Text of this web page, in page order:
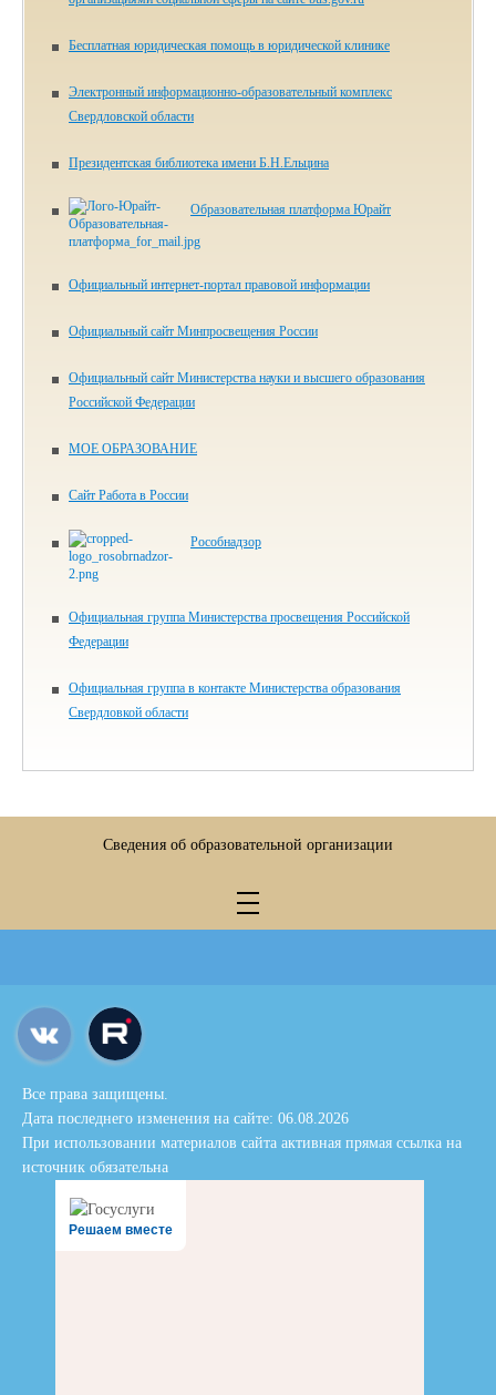
Бесплатная юридическая помощь в юридической клинике
Электронный информационно-образовательный комплекс
Свердловской области
Президентская библиотека имени Б.Н.Ельцина
Образовательная платформа Юрайт
Официальный интернет-портал правовой информации
Официальный сайт Минпросвещения России
Официальный сайт Министерства науки и высшего образования
Российской Федерации
МОЕ ОБРАЗОВАНИЕ
Сайт Работа в России
Рособнадзор
Официальная группа Министерства просвещения Российской
Федерации
Официальная группа в контакте Министерства образования
Свердловкой области
Сведения об образовательной организации
Все права защищены.
Дата последнего изменения на сайте: 06.08.2026
При использовании материалов сайта активная прямая ссылка на
источник обязательна
Решаем вместе